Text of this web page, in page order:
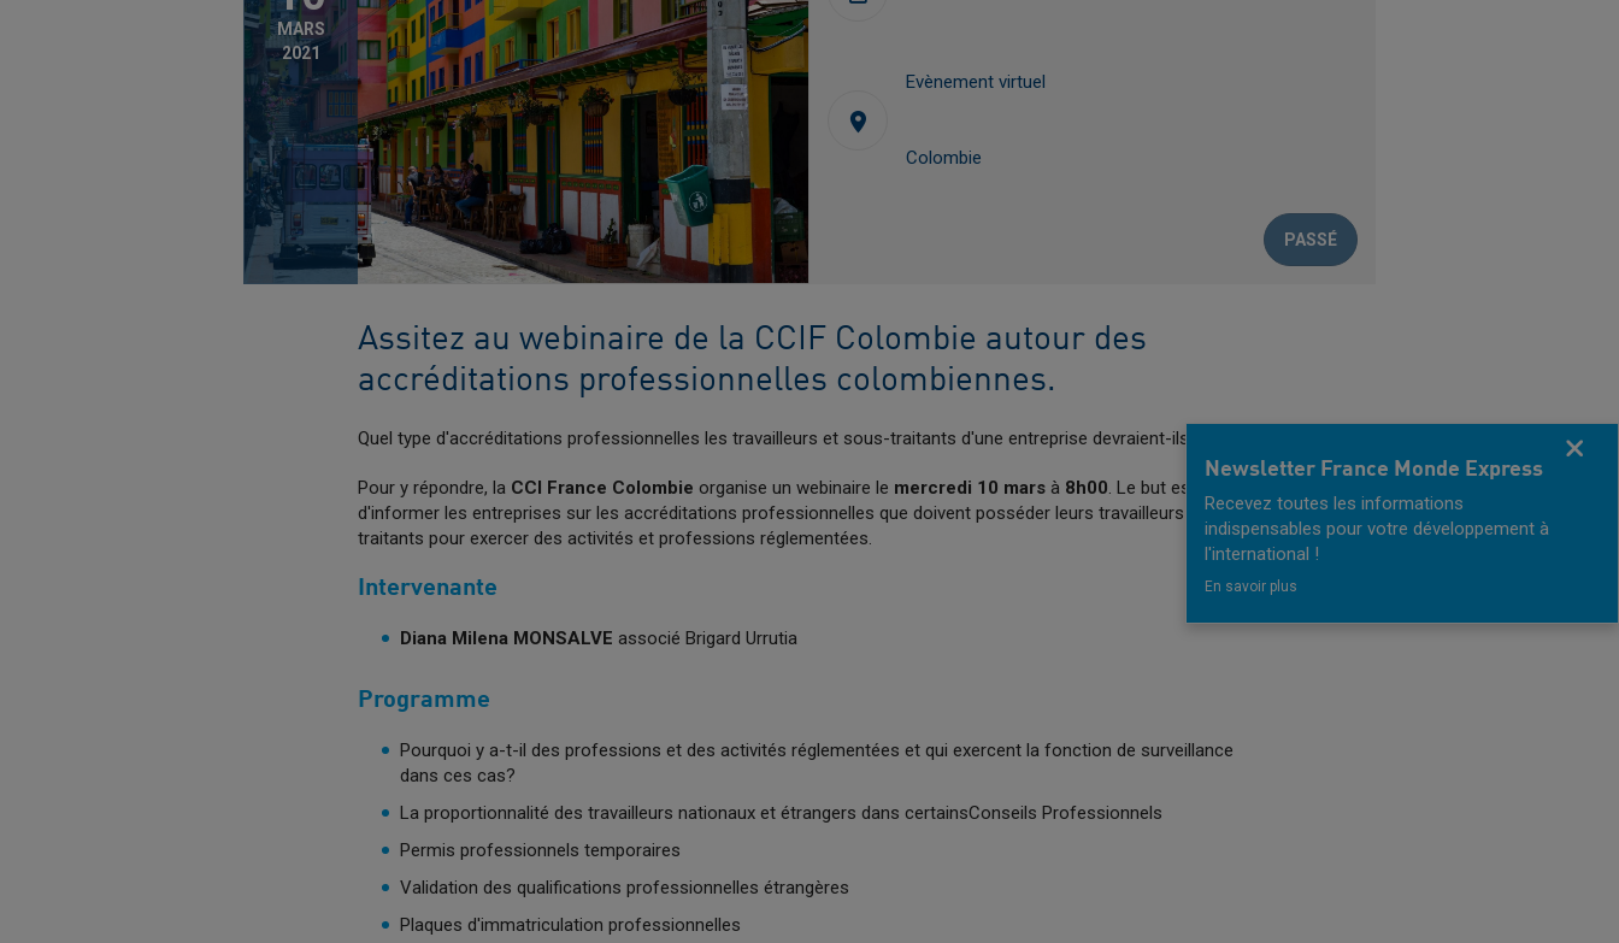
MARS
2021
Evènement virtuel
Colombie
PASSÉ
Assitez au webinaire de la CCIF Colombie autour des
accréditations professionnelles colombiennes.
Quel type d'accréditations professionnelles les travailleurs et sous-traitants d'une entreprise devraient-ils avoir ?
Pour y répondre, la CCI France Colombie organise un webinaire le mercredi 10 mars à 8h00. Le but est
d'informer les entreprises sur les accréditations professionnelles que doivent posséder leurs travailleurs et sous-
traitants pour exercer des activités et professions réglementées.
Intervenante
Diana Milena MONSALVE associé Brigard Urrutia
Programme
Pourquoi y a-t-il des professions et des activités réglementées et qui exercent la fonction de surveillance
dans ces cas?
La proportionnalité des travailleurs nationaux et étrangers dans certainsConseils Professionnels
Permis professionnels temporaires
Validation des qualifications professionnelles étrangères
Plaques d'immatriculation professionnelles
Newsletter France Monde Express
Recevez toutes les informations
indispensables pour votre développement à
l'international !
En savoir plus